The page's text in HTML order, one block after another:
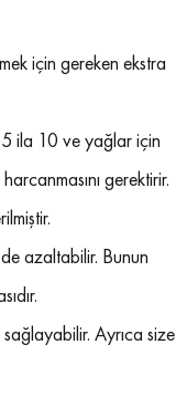
için gereken ekstra
ila 10 ve yağlar için
gerektirir.
azaltabilir. Bunun
Ayrıca size